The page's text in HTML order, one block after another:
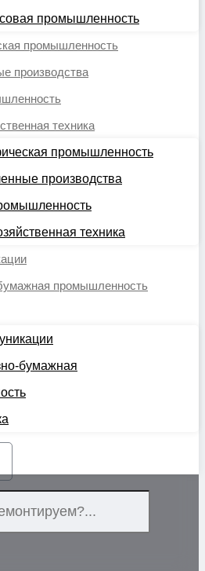
промышленность
промышленность
производства
техника
промышленность
производства
техника
промышленность
бумажная